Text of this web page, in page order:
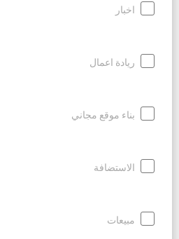
اخبار
ريادة اعمال
بناء موقع مجاني
الاستضافة
مبيعات